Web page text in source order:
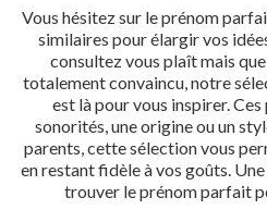
Vous hésitez sur le prénom
similaires pour élargir vos
consultez vous plaît mais que
totalement convaincu, notre
est là pour vous inspirer.
sonorités, une origine ou un
parents, cette sélection vous
en restant fidèle à vos goûts.
trouver le prénom parfait